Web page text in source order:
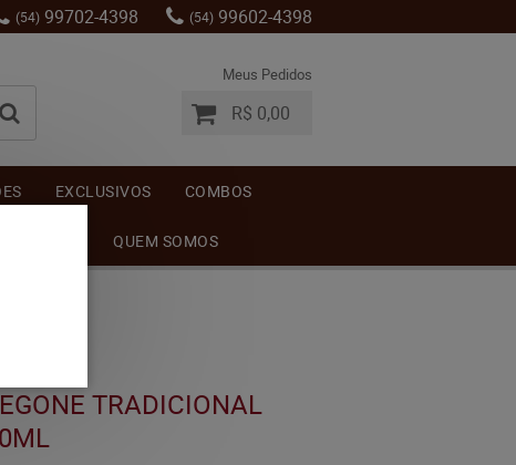
(54) 99702-4398 (54) 99602-4398
Meus Pedidos
R$ 0,00
EXCLUSIVOS COMBOS
QUEM SOMOS
TRADICIONAL